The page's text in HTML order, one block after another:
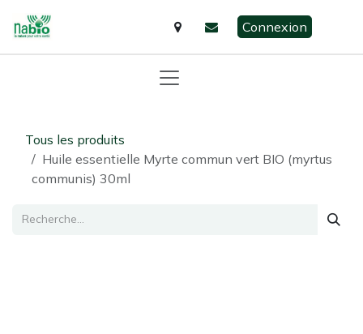
Connexion
Tous les produits
Huile essentielle Myrte commun vert BIO (myrtus
communis) 30ml